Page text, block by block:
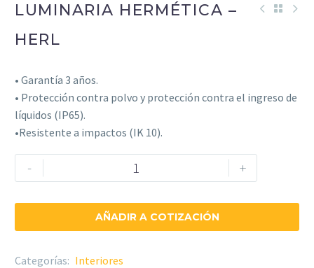
LUMINARIA HERMÉTICA –
HERL
• Garantía 3 años.
• Protección contra polvo y protección contra el ingreso de
líquidos (IP65).
•Resistente a impactos (IK 10).
-
Luminaria
Hermética
cantidad
+
AÑADIR A COTIZACIÓN
Categorías: Interiores